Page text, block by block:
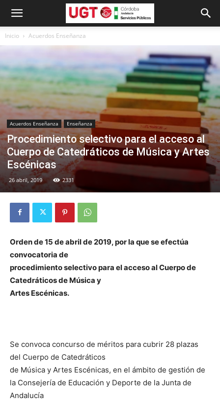
Inicio Acuerdos Enseñanza
Acuerdos Enseñanza Enseñanza
Procedimiento selectivo para el acceso al
Cuerpo de Catedráticos de Música y Artes
Escénicas
26 abril, 2019 2331
Orden de 15 de abril de 2019, por la que se efectúa
convocatoria de
procedimiento selectivo para el acceso al Cuerpo de
Catedráticos de Música y
Artes Escénicas.
Se convoca concurso de méritos para cubrir 28 plazas
del Cuerpo de Catedráticos
de Música y Artes Escénicas, en el ámbito de gestión de
la Consejería de Educación y Deporte de la Junta de
Andalucía